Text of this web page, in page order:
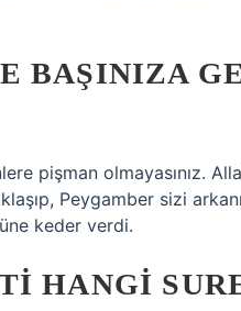
BAŞINIZA
pişman olmayasınız.
Peygamber sizi
keder verdi.
HANGI